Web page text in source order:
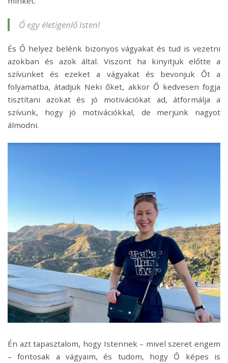
Ő egy életigenlő Isten!
És Ő helyez belénk bizonyos vágyakat és tud is vezetni
azokban és azok által. Viszont ha kinyitjuk előtte a
szívünket és ezeket a vágyakat és bevonjuk Őt a
folyamatba, átadjuk Neki őket, akkor Ő kedvesen fogja
tisztítani azokat és jó motivációkat ad, átformálja a
szívünk, hogy jó motivációkkal, de merjünk nagyot
álmodni.
Én azt tapasztalom, hogy Istennek – mivel szeret engem
– fontosak a vágyaim, és tudom, hogy Ő képes is